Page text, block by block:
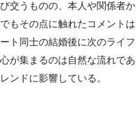
び交うものの、本人や関係者
でもその点に触れたコメント
ート同士の結婚後に次のライ
心が集まるのは自然な流れで
レンドに影響している。